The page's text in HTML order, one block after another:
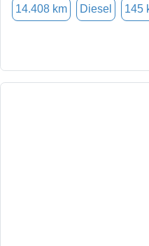
14.408 km Diesel 145